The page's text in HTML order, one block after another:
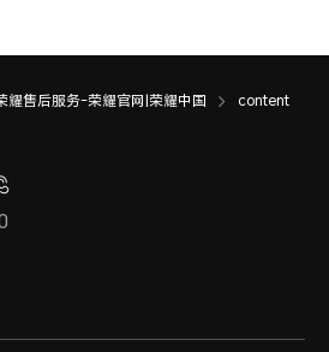
耀售后服务-荣耀官网|荣耀中国 content